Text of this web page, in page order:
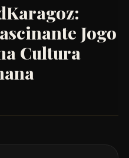
Jogo
Cultura